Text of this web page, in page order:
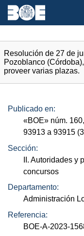
Resolución de 27 de
Pozoblanco
proveer varias plazas.
Publicado en:
«BOE» núm.
93913 a 93915 (3
Sección:
II. Autoridades y
concursos
Departamento:
Administración
Referencia:
BOE-A-2023-